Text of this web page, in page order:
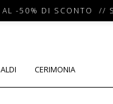
-50% DI SCONTO
CERIMONIA